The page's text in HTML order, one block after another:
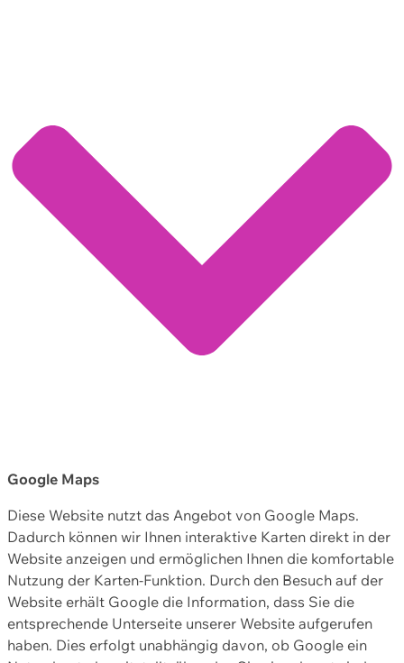
Google Maps
Diese Website nutzt das Angebot von Google Maps.
Dadurch können wir Ihnen interaktive Karten direkt in der
Website anzeigen und ermöglichen Ihnen die komfortable
Nutzung der Karten-Funktion. Durch den Besuch auf der
Website erhält Google die Information, dass Sie die
entsprechende Unterseite unserer Website aufgerufen
haben. Dies erfolgt unabhängig davon, ob Google ein